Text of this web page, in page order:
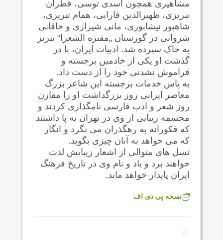
مشاهیری همچون اسدی توسی، قطران
تبریزی، ظهیرالدین فارابی، همام تبریزی،
شاهپور نیشابوری، مانی شیرازی و خاقانی
شروانی در گورستان „مقبره الشعرا“ تبریز
به خاک سپرده شد. ادبیات ایران، با در
گذشت او یکی از خادمین برجسته و
فراموش نشدنی خود را از دست داد.
به پاس خدمات برجسته این شاعر بزرگ
معاصر ایرانی روز بزرگداشت او را مقارن
روز شعر و ادب فارسی نامگذاری کردند و
مجسمه زیبایی از وی در تهران به پا داشتند
که فکورانه به رهگذران می نگرد و انگار
که می خواهد به آنان چیزی بگوید.
نسل های متوالی از اشعار زیبایش لذت
خواهند برد و یاد و نام وی در تاریخ فرهنگ
ایران پایدار خواهد ماند.
نسخه پی دی اف